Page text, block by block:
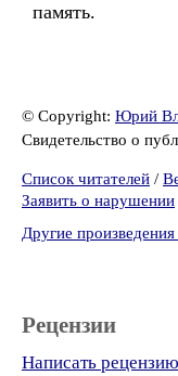
память.
© Copyright: Юрий
Свидетельство о
Список читателей /
Заявить о нарушении
Другие
Рецензии
Написать рецензию